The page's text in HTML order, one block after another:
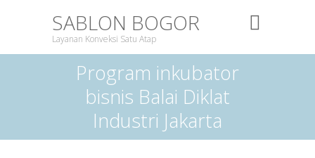
SABLON BOGOR
Layanan Konveksi Satu Atap
Program inkubator
bisnis Balai Diklat
Industri Jakarta